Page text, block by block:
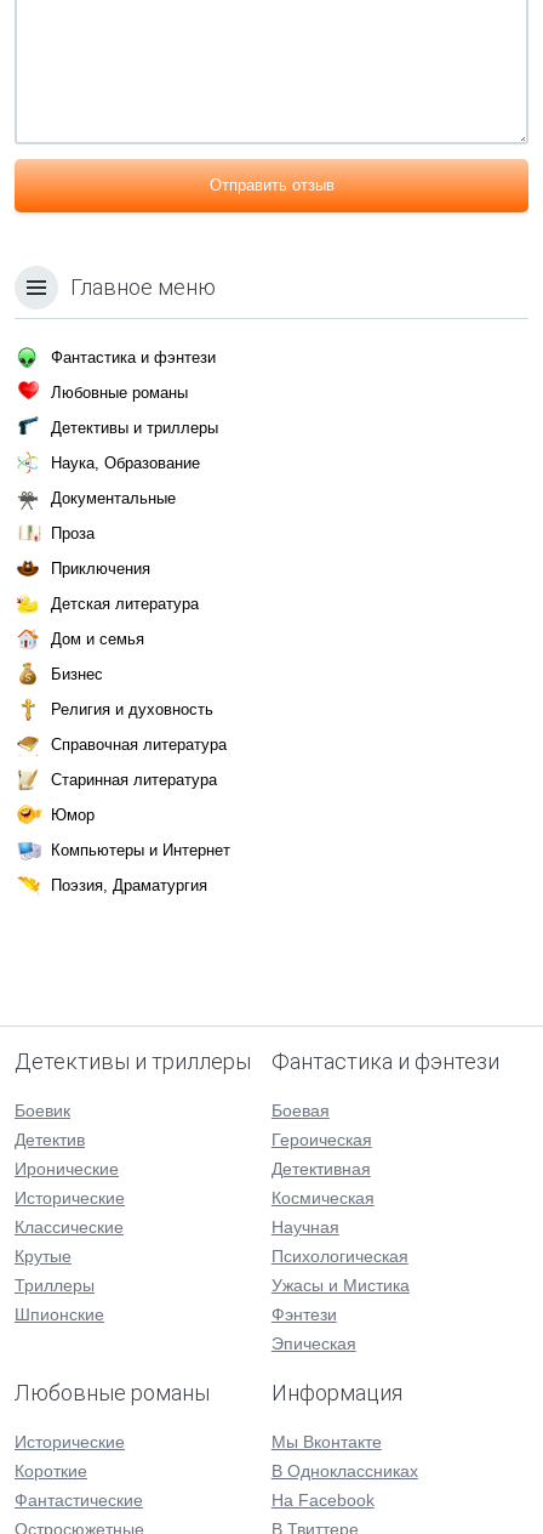
Отправить отзыв
Главное меню
Фантастика и фэнтези
Любовные романы
Детективы и триллеры
Наука, Образование
Документальные
Проза
Приключения
Детская литература
Дом и семья
Бизнес
Религия и духовность
Справочная литература
Старинная литература
Юмор
Компьютеры и Интернет
Поэзия, Драматургия
Детективы и триллеры
Боевик
Детектив
Иронические
Исторические
Классические
Крутые
Триллеры
Шпионские
Фантастика и фэнтези
Боевая
Героическая
Детективная
Космическая
Научная
Психологическая
Ужасы и Мистика
Фэнтези
Эпическая
Любовные романы
Исторические
Короткие
Фантастические
Остросюжетные
Информация
Мы Вконтакте
В Одноклассниках
На Facebook
В Твиттере